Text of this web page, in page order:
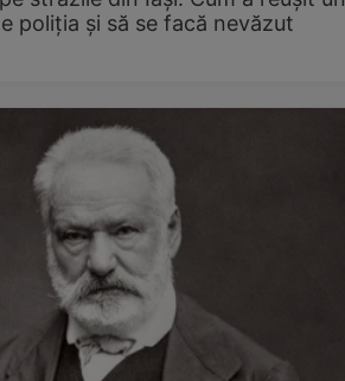
poliția și să se facă nevăzut